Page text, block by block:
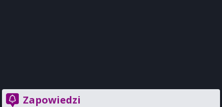
Zapowiedzi